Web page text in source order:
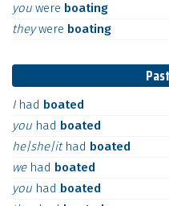
you were boating
theywere boating
I had boated
you had boated
he|she|it had boated
we had boated
you had boated